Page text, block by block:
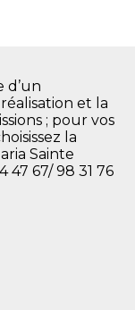
d’un
et la
; pour vos
la
Sainte
47 67/ 98 31 76